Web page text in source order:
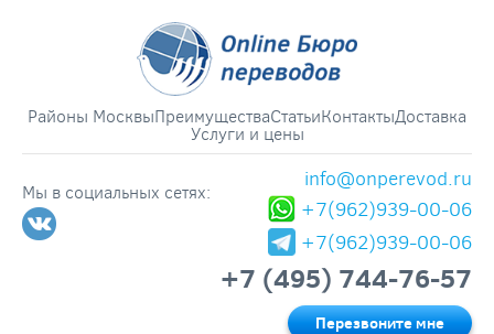
Районы МосквыПреимуществаСтатьиКонтактыДоставка
Услуги и цены
Мы в социальных сетях:
info@onperevod.ru
+7(962)939-00-06
+7(962)939-00-06
+7 (495) 744-76-57
Перезвоните мне